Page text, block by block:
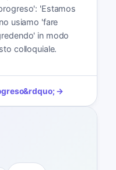
'Estamos
usiamo 'fare
in modo
colloquiale.
&rdquo; →